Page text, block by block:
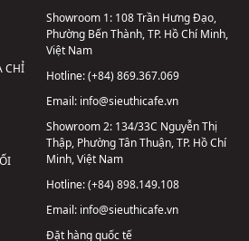
CHỈ
Showroom 1: 108 Trần Hưng Đạo,
Phường Bến Thành, TP. Hồ Chí Minh,
Việt Nam
Hotline:(+84) 869.367.069
Email: info@sieuthicafe.vn
Showroom 2: 134/33C Nguyễn Thị
Thập, Phường Tân Thuận, TP. Hồ Chí
Minh, Việt Nam
Hotline:(+84) 898.149.108
Email: info@sieuthicafe.vn
Đặt hàng quốc tế